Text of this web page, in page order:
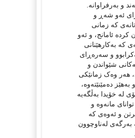
و بەرفراوانە.
ئەو شەڕ و
کە زمانی
کردە ئامانج، و ئەو
کە بەکارهێنانی
و سەرەڕای
شێواندن و
هەر وەک زمانێکی
بەهێز دەمێنێتەوە،
لە خۆیدا بەڵگەیە
مانەوە و
و ئەوەی کە
بەرگەی لەناوچوون